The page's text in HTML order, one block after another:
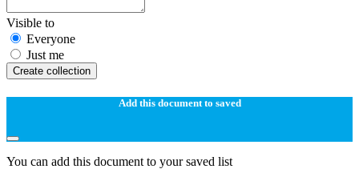
Visible to
Everyone
Just me
Create collection
Add this document to saved
You can add this document to your saved list